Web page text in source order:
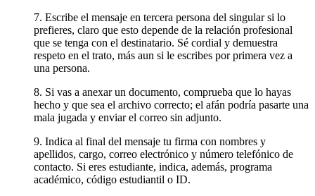
7. Escribe el mensaje en tercera persona del singular si lo
prefieres, claro que esto depende de la relación profesional
que se tenga con el destinatario. Sé cordial y demuestra
respeto en el trato, más aun si le escribes por primera vez a
una persona.
8. Si vas a anexar un documento, comprueba que lo hayas
hecho y que sea el archivo correcto; el afán podría pasarte una
mala jugada y enviar el correo sin adjunto.
9. Indica al final del mensaje tu firma con nombres y
apellidos, cargo, correo electrónico y número telefónico de
contacto. Si eres estudiante, indica, además, programa
académico, código estudiantil o ID.